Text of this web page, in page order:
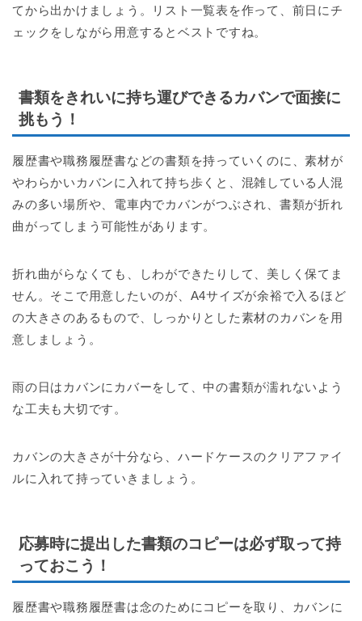
てから出かけましょう。リスト一覧表を作って、前日にチ
ェックをしながら用意するとベストですね。
書類をきれいに持ち運びできるカバンで面接に
挑もう！
履歴書や職務履歴書などの書類を持っていくのに、素材が
やわらかいカバンに入れて持ち歩くと、混雑している人混
みの多い場所や、電車内でカバンがつぶされ、書類が折れ
曲がってしまう可能性があります。
折れ曲がらなくても、しわができたりして、美しく保てま
せん。そこで用意したいのが、A4サイズが余裕で入るほど
の大きさのあるもので、しっかりとした素材のカバンを用
意しましょう。
雨の日はカバンにカバーをして、中の書類が濡れないよう
な工夫も大切です。
カバンの大きさが十分なら、ハードケースのクリアファイ
ルに入れて持っていきましょう。
応募時に提出した書類のコピーは必ず取って持
っておこう！
履歴書や職務履歴書は念のためにコピーを取り、カバンに